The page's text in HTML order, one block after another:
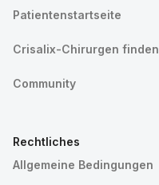
Patientenstartseite
Crisalix-Chirurgen finden
Community
Rechtliches
Allgemeine Bedingungen